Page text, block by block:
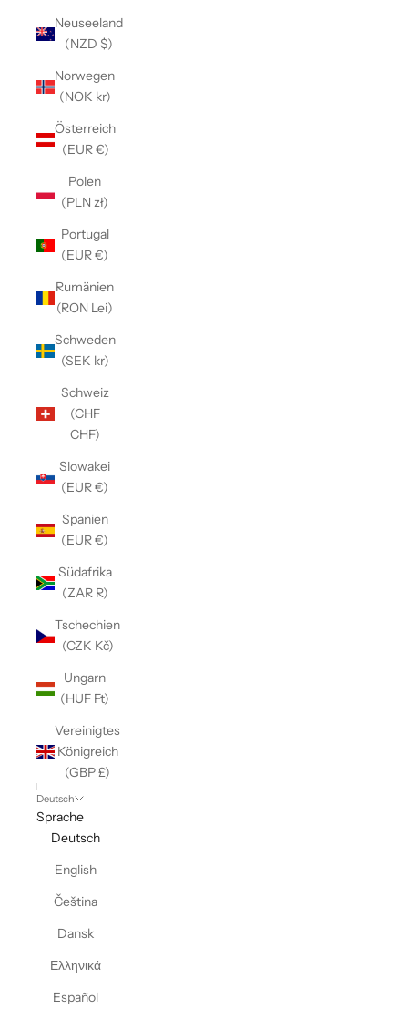
Neuseeland
(NZD $)
Norwegen
(NOK kr)
Österreich
(EUR €)
Polen
(PLN zł)
Portugal
(EUR €)
Rumänien
(RON Lei)
Schweden
(SEK kr)
Schweiz
(CHF
CHF)
Slowakei
(EUR €)
Spanien
(EUR €)
Südafrika
(ZAR R)
Tschechien
(CZK Kč)
Ungarn
(HUF Ft)
Vereinigtes
Königreich
(GBP £)
Deutsch
Sprache
Deutsch
English
Čeština
Dansk
Ελληνικά
Español